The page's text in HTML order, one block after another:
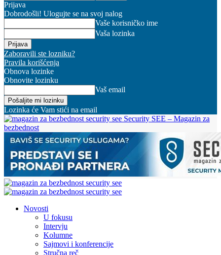
Prijava
Dobrodošli! Ulogujte se na svoj nalog
Vaše korisničko ime
Vaša lozinka
Zaboravili ste lozniku?
Pravila korišćenja
Obnova lozinke
Obnovite lozinku
Vaš email
Lozinka će Vam stići na email
Security SEE – Magazin za
bezbednost
Novosti
U fokusu
Intervju
Kolumne
Sajmovi i konferencije
Stručna reč